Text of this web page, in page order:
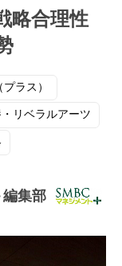
略合理性
ラス）
リベラルアーツ
集部